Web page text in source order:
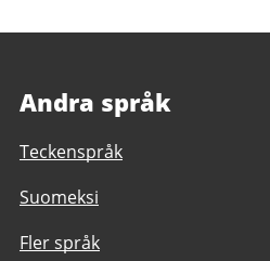
Andra språk
Teckenspråk
Suomeksi
Fler språk